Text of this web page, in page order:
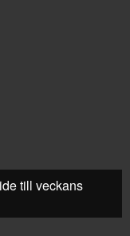
till veckans